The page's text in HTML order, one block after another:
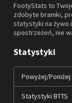
FootyStats to
zdobyte bramki,
statystyki na żywo
spostrzeżeń, nie
Statystyki
Powyżej/Poniżej
Statystyki BTTS